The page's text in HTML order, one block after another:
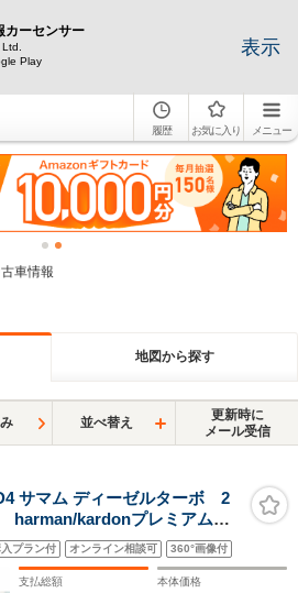
カーセンサー
Play
表示
履歴 お気に入り メニュー
車情報
地図から探す
並べ替え
更新時に
メール受信
サマム ディーゼルターボ 2
kardonプレミアムオ
本革シート パワーシート
ッドパネル ドライブレコー
入プラン付 オンライン相談可 360°画像付
支払総額 本体価格